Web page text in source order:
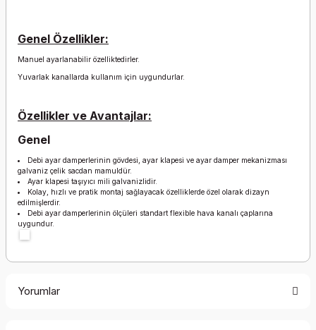
Genel Özellikler:
Manuel ayarlanabilir özelliktedirler.
Yuvarlak kanallarda kullanım için uygundurlar.
Özellikler ve Avantajlar:
Genel
Debi ayar damperlerinin gövdesi, ayar klapesi ve ayar damper mekanizması
galvaniz çelik sacdan mamuldür.
Ayar klapesi taşıyıcı mili galvanizlidir.
Kolay, hızlı ve pratik montaj sağlayacak özelliklerde özel olarak dizayn
edilmişlerdir.
Debi ayar damperlerinin ölçüleri standart flexible hava kanalı çaplarına
uygundur.
Yorumlar